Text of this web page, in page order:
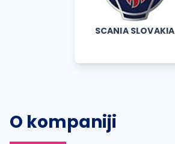
SCANIA SLOVAKIA
O kompaniji